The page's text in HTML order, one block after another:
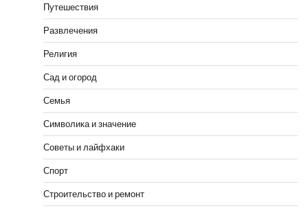
Путешествия
Развлечения
Религия
Сад и огород
Семья
Символика и значение
Советы и лайфхаки
Спорт
Строительство и ремонт